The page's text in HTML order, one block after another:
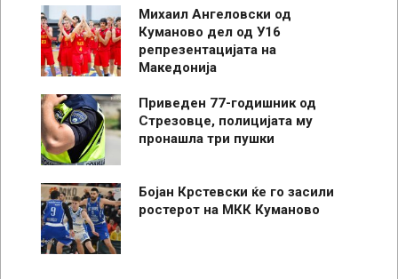
Михаил Ангеловски од
Куманово дел од У16
репрезентацијата на
Македонија
Приведен 77-годишник од
Стрезовце, полицијата му
пронашла три пушки
Бојан Крстевски ќе го засили
ростерот на МКК Куманово